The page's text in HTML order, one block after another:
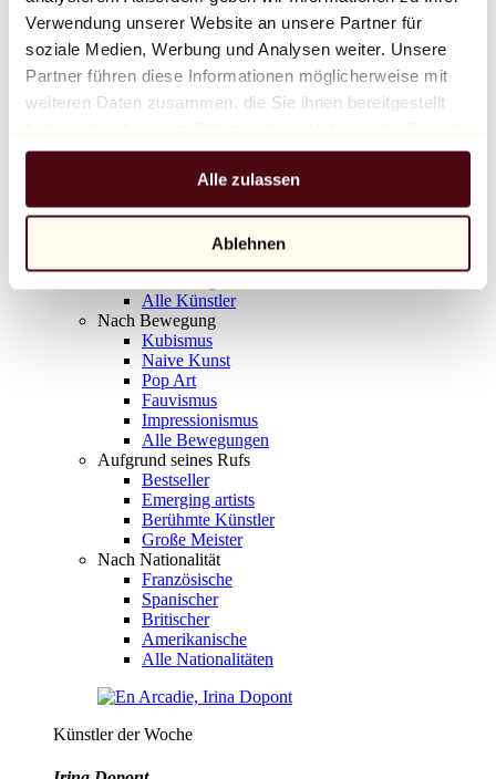
Verwendung unserer Website an unsere Partner für
soziale Medien, Werbung und Analysen weiter. Unsere
Partner führen diese Informationen möglicherweise mit
weiteren Daten zusammen, die Sie ihnen bereitgestellt
gesammelt haben.
Alle zulassen
Ablehnen
Balloon Dog (Orange)
Jeff Koons
10.000 €
Entdecken
Alle Bildhauer
Alle Fotografen
Alle Künstler
Nach Bewegung
Kubismus
Naive Kunst
Pop Art
Fauvismus
Impressionismus
Alle Bewegungen
Aufgrund seines Rufs
Bestseller
Emerging artists
Berühmte Künstler
Große Meister
Nach Nationalität
Französische
Spanischer
Britischer
Amerikanische
Alle Nationalitäten
Künstler der Woche